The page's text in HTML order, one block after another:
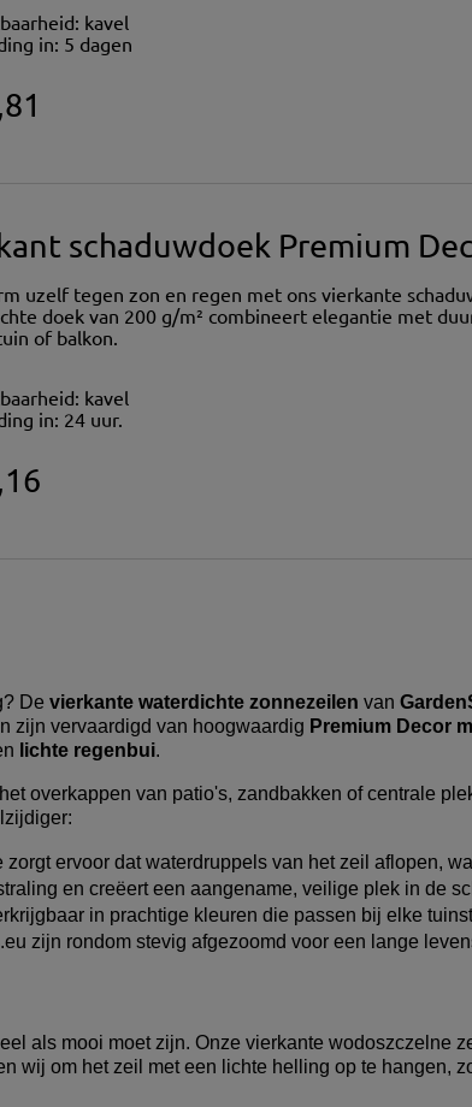
kavel
in: 5 dagen
schaduwdoek Premium
uzelf tegen zon en regen met ons vierkante
doek van 200 g/m² combineert elegantie met
of balkon.
kavel
in: 24 uur.
De vierkante waterdichte zonnezeilen van
zijn vervaardigd van hoogwaardig Premium Decor
lichte regenbui.
overkappen van patio's, zandbakken of centrale
zorgt ervoor dat waterdruppels van het zeil aflopen,
en creëert een aangename, veilige plek in de
in prachtige kleuren die passen bij elke
zijn rondom stevig afgezoomd voor een lange
als mooi moet zijn. Onze vierkante wodoszczelne
wij om het zeil met een lichte helling op te hangen,